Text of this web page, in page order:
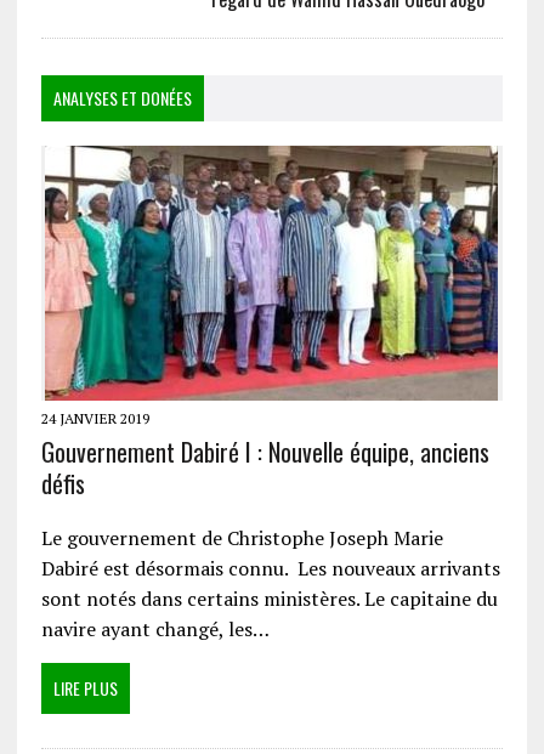
ANALYSES ET DONÉES
24 JANVIER 2019
Gouvernement Dabiré I : Nouvelle équipe, anciens
défis
Le gouvernement de Christophe Joseph Marie
Dabiré est désormais connu. Les nouveaux arrivants
sont notés dans certains ministères. Le capitaine du
navire ayant changé, les…
LIRE PLUS